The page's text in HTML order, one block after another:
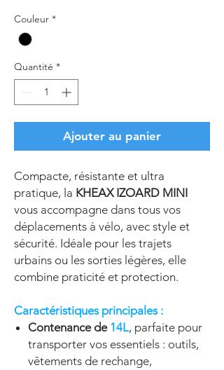
Couleur *
Quantité *
Ajouter au panier
Compacte, résistante et ultra
pratique, la KHEAX IZOARD MINI
vous accompagne dans tous vos
déplacements à vélo, avec style et
sécurité. Idéale pour les trajets
urbains ou les sorties légères, elle
combine praticité et protection.
Caractéristiques principales :
Contenance de 14L, parfaite pour
transporter vos essentiels : outils,
vêtements de rechange,